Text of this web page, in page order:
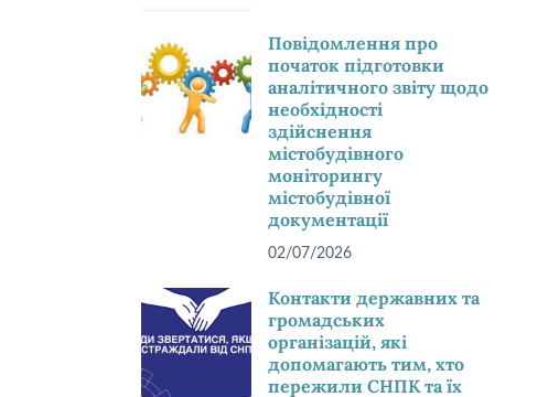
Повідомлення про
початок підготовки
аналітичного звіту щодо
необхідності
здійснення
містобудівного
моніторингу
містобудівної
документації
02/07/2026
Контакти державних та
громадських
організацій, які
допомагають тим, хто
пережили СНПК та їх